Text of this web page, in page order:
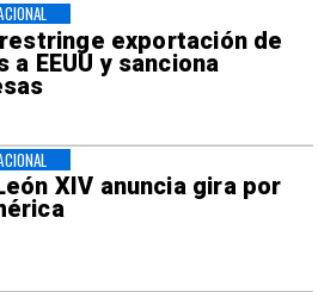
exportación de
a EEUU y sanciona
XIV anuncia gira por